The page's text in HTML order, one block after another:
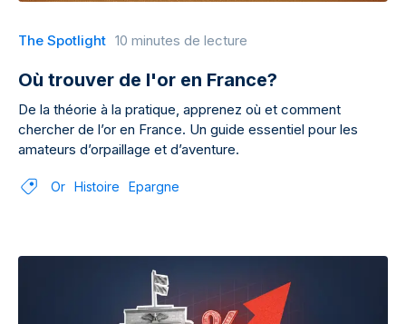
The Spotlight 10 minutes de lecture
Où trouver de l'or en France?
De la théorie à la pratique, apprenez où et comment
chercher de l’or en France. Un guide essentiel pour les
amateurs d’orpaillage et d’aventure.
Or Histoire Epargne